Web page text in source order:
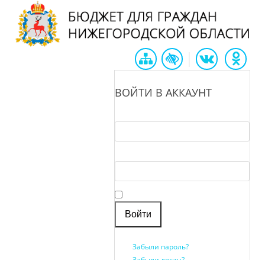
ВОЙТИ В АККАУНТ
Забыли пароль?